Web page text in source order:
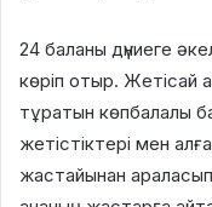
24 баланы дүниеге
көріп отыр. Жетісай
тұратын көпбалалы
жетістіктері мен
жастайынан